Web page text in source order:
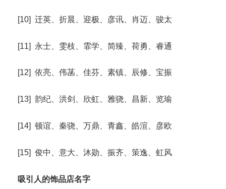
[10] 迁英、折晨、迎极、彦讯、肖迈、骏太
[11] 永士、雯枝、霏学、简臻、荷勇、睿通
[12] 依亮、伟菡、佳芬、素镇、辰修、宝振
[13] 韵纪、洪剑、欣虹、雅骁、昌新、览瑜
[14] 顿谊、秦骁、万鼎、青鑫、皓渲、彦欧
[15] 俊中、意大、沐勋、振齐、策逸、虹风
吸引人的饰品店名字